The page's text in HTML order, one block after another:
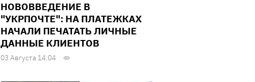
НОВОВВЕДЕНИЕ В
"УКРПОЧТЕ": НА ПЛАТЕЖКАХ
НАЧАЛИ ПЕЧАТАТЬ ЛИЧНЫЕ
ДАННЫЕ КЛИЕНТОВ
03 Августа 14:04